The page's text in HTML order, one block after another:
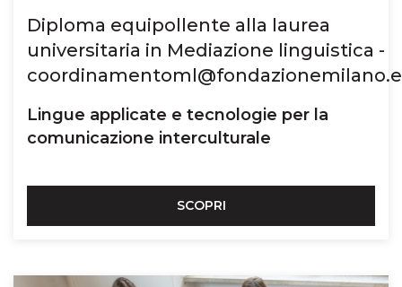
Diploma equipollente alla laurea
universitaria in Mediazione linguistica -
Lingue applicate e tecnologie per la
comunicazione interculturale
SCOPRI